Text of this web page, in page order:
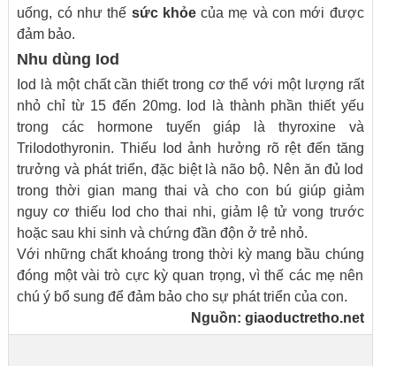
uống, có như thế sức khỏecủa mẹ và con mới được
đảm bảo.
Nhu dùng Iod
Iod là một chất cần thiết trong cơ thể với một lượng rất
nhỏ chỉ từ 15 đến 20mg. Iod là thành phần thiết yếu
trong các hormone tuyến giáp là thyroxine và
TriIodothyronin. Thiếu Iod ảnh hưởng rõ rệt đến tăng
trưởng và phát triển, đặc biệt là não bộ. Nên ăn đủ Iod
trong thời gian mang thai và cho con bú giúp giảm
nguy cơ thiếu Iod cho thai nhi, giảm lệ tử vong trước
hoặc sau khi sinh và chứng đần độn ở trẻ nhỏ.
Với những chất khoáng trong thời kỳ mang bầu chúng
đóng một vài trò cực kỳ quan trọng, vì thế các mẹ nên
chú ý bổ sung để đảm bảo cho sự phát triển của con.
Nguồn: giaoductretho.net